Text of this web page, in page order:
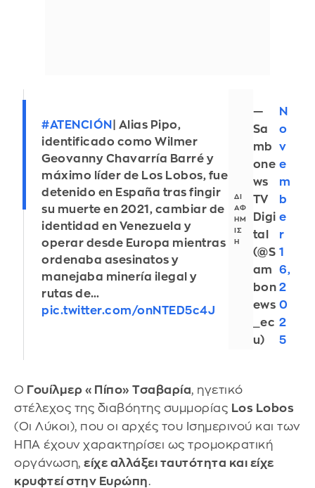
#ATENCIÓN
| Alias Pipo,
identificado como Wilmer
Geovanny Chavarría Barré y
máximo líder de Los Lobos, fue
detenido en España tras fingir
su muerte en 2021, cambiar de
identidad en Venezuela y
operar desde Europa mientras
ordenaba asesinatos y
manejaba minería ilegal y
rutas de…
pic.twitter.com/onNTED5c4J
—
Sa
mb
one
ws
TV
Digi
tal
(@S
am
bon
ews
_ec
u)
N
o
v
e
m
b
e
r
1
6,
2
0
2
5
Ο Γουίλμερ «Πίπο» Τσαβαρία, ηγετικό
στέλεχος της διαβόητης συμμορίας Los Lobos
(Οι Λύκοι), που οι αρχές του Ισημερινού και των
ΗΠΑ έχουν χαρακτηρίσει ως τρομοκρατική
οργάνωση, είχε αλλάξει ταυτότητα και είχε
κρυφτεί στην Ευρώπη.